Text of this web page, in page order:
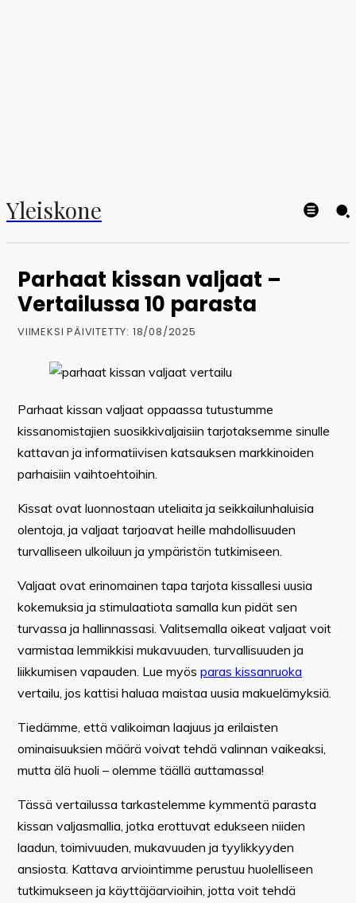
Yleiskone
Parhaat kissan valjaat –
Vertailussa 10 parasta
VIIMEKSI PÄIVITETTY: 18/08/2025
Parhaat kissan valjaat oppaassa tutustumme
kissanomistajien suosikkivaljaisiin tarjotaksemme sinulle
kattavan ja informatiivisen katsauksen markkinoiden
parhaisiin vaihtoehtoihin.
Kissat ovat luonnostaan uteliaita ja seikkailunhaluisia
olentoja, ja valjaat tarjoavat heille mahdollisuuden
turvalliseen ulkoiluun ja ympäristön tutkimiseen.
Valjaat ovat erinomainen tapa tarjota kissallesi uusia
kokemuksia ja stimulaatiota samalla kun pidät sen
turvassa ja hallinnassasi. Valitsemalla oikeat valjaat voit
varmistaa lemmikkisi mukavuuden, turvallisuuden ja
liikkumisen vapauden. Lue myös paras kissanruoka
vertailu, jos kattisi haluaa maistaa uusia makuelämyksiä.
Tiedämme, että valikoiman laajuus ja erilaisten
ominaisuuksien määrä voivat tehdä valinnan vaikeaksi,
mutta älä huoli – olemme täällä auttamassa!
Tässä vertailussa tarkastelemme kymmentä parasta
kissan valjasmallia, jotka erottuvat edukseen niiden
laadun, toimivuuden, mukavuuden ja tyylikkyyden
ansiosta. Kattava arviointimme perustuu huolelliseen
tutkimukseen ja käyttäjäarvioihin, jotta voit tehdä